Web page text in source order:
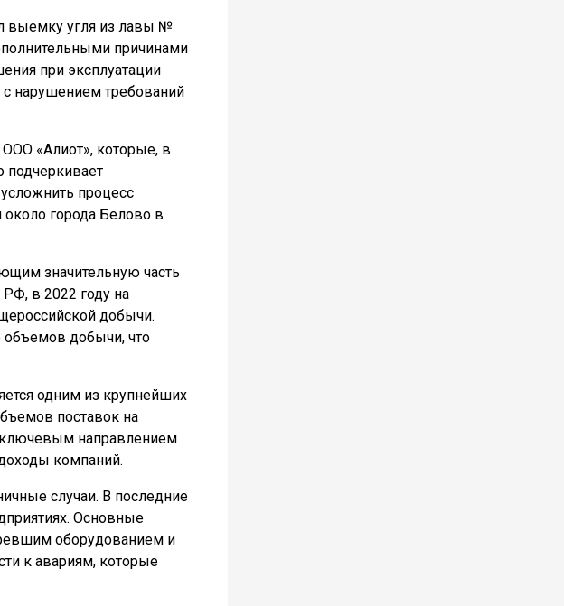
выемку угля из лавы №
причинами
при эксплуатации
с нарушением требований
«Алиот», которые, в
подчеркивает
процесс
около города Белово в
значительную часть
РФ, в 2022 году на
добычи.
добычи, что
одним из крупнейших
поставок на
ключевым направлением
компаний.
случаи. В последние
Основные
оборудованием и
к авариям, которые